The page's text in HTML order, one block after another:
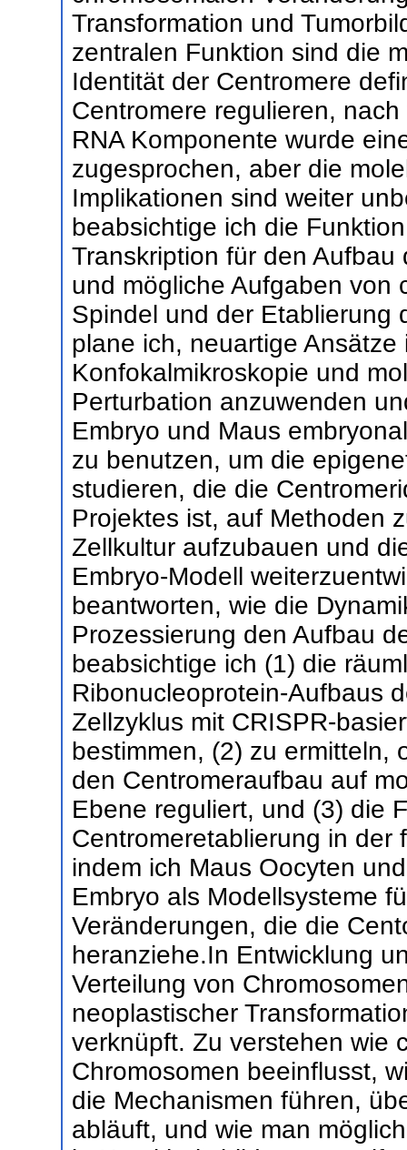
Transformation und
zentralen Funktion sind die
Identität der Centromere
Centromere regulieren,
RNA Komponente wurde
zugesprochen, aber die
Implikationen sind weiter
beabsichtige ich die
Transkription für den
und mögliche Aufgaben von
Spindel und der Etablierung
plane ich, neuartige
Konfokalmikroskopie und
Perturbation anzuwenden
Embryo und Maus
zu benutzen, um die
studieren, die die
Projektes ist, auf Methoden
Zellkultur aufzubauen und
Embryo-Modell
beantworten, wie die
Prozessierung den Aufbau
beabsichtige ich (1) die
Ribonucleoprotein-Aufbaus
Zellzyklus mit CRISPR-
bestimmen, (2) zu ermitteln,
den Centromeraufbau auf
Ebene reguliert, und (3) die
Centromeretablierung in der
indem ich Maus Oocyten
Embryo als Modellsysteme
Veränderungen, die die
heranziehe.In Entwicklung
Verteilung von
neoplastischer
verknüpft. Zu verstehen wie
Chromosomen beeinflusst,
die Mechanismen führen,
abläuft, und wie man